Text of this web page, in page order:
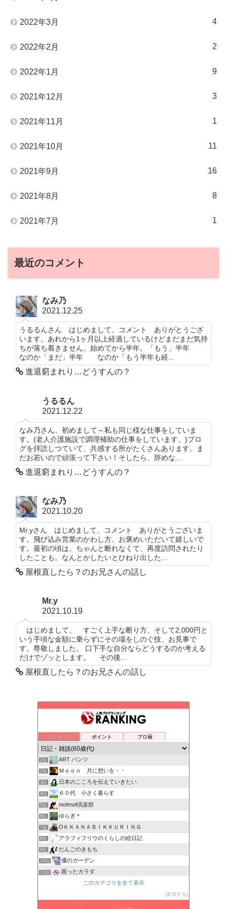
2022年3月 4
2022年2月 2
2022年1月 9
2021年12月 3
2021年11月 1
2021年10月 11
2021年9月 16
2021年8月 8
2021年7月 1
最近のコメント
なみ乃
2021.12.25
うるるんさん はじめまして。コメント ありがとうござ
います。あれから1ヶ月以上経過しているけどまだまだ気持
ちが落ち着きません。始めてから半年。「もう」半年
なのか「まだ」半年 なのか「もう半年も経...
進退窮まれり…どうすんの？
うるるん
2021.12.22
なみ乃さん、初めまして～私も同じ様な仕事をしていま
す。(老人介護施設で調理補助の仕事をしています。)ブロ
グを拝読しつていて、共感する所がたくさんあります。ま
だお若いので頑張って下さい！そしたら、辞めな...
進退窮まれり…どうすんの？
なみ乃
2021.10.20
Mr.yさん はじめまして。コメント ありがとうございま
す。飛び込み営業のかわし方、お褒めいただいて嬉しいで
す。最初の頃は、ちゃんと断れなくて、再度訪問されたり
したことも。なんとかしたいとひねり出した...
屋根直したら？のお兄さんの話し
Mr.y
2021.10.19
はじめまして、 すごく上手な断り方、そして2,000円と
いう手頃な金額に乗らずにその場をしのぐ技、お見事で
す。尊敬しました。 口下手な自分ならどうするのか考える
だけでゾッとします。 その後...
屋根直したら？のお兄さんの話し
ランキング ポイント ブロ画
1位 ART パンツ
2位 Ｍｏｏｎ 月に想いを・・
3位 日本のこころを伝えていきたい
4位 ６０代 小さく暮らす
5位 mofmof倶楽部
6位 ゆらぎ＊
7位 OＫＫＡＮＡＢＩＫＫＵＲＩＮＧ
8位 アラフィフリウのくらしの絵日記
9位 だんごのきもち
10位 優のガーデン
11位 困ったカラダ
---家も自分も好きになる暮らし---
このカテゴリを全て表示
参加する